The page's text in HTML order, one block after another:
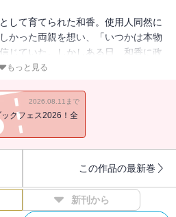
して育てられた和香。使用人同然に
かった両親を想い、「いつかは本物
じていた。しかしある日、和香に政
の為に売られる形で、見ず知らずの
」と宣言されて―――。不器用なふた
純愛の物語。
もっと見る
2026.08.11まで
ックフェス2026！全
この作品の最新巻
新刊から